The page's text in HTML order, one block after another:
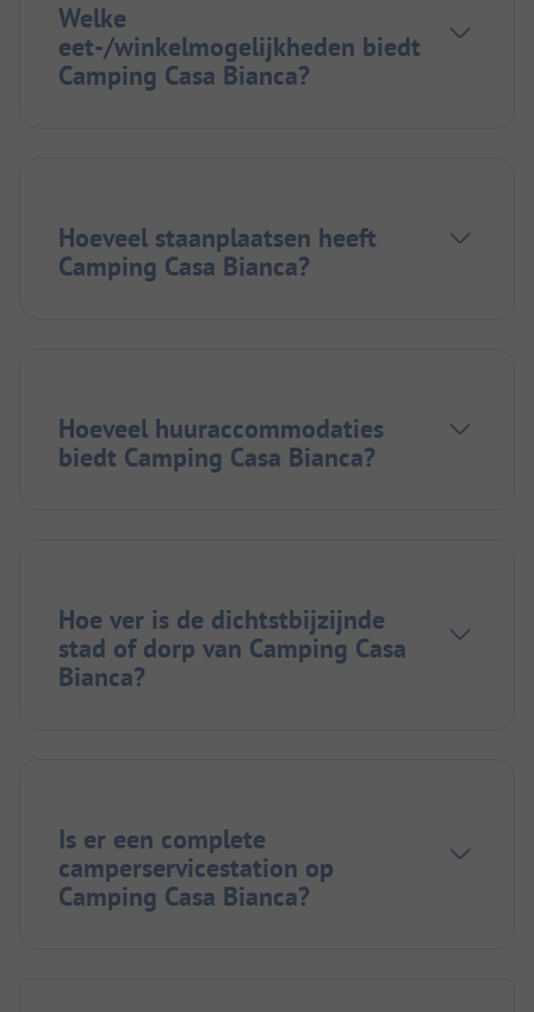
Welke
eet-/winkelmogelijkheden biedt
Camping Casa Bianca?
Hoeveel staanplaatsen heeft
Camping Casa Bianca?
Hoeveel huuraccommodaties
biedt Camping Casa Bianca?
Hoe ver is de dichtstbijzijnde
stad of dorp van Camping Casa
Bianca?
Is er een complete
camperservicestation op
Camping Casa Bianca?